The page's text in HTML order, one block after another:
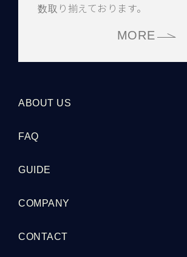
数取り揃えております。
MORE
ABOUT US
FAQ
GUIDE
COMPANY
CONTACT